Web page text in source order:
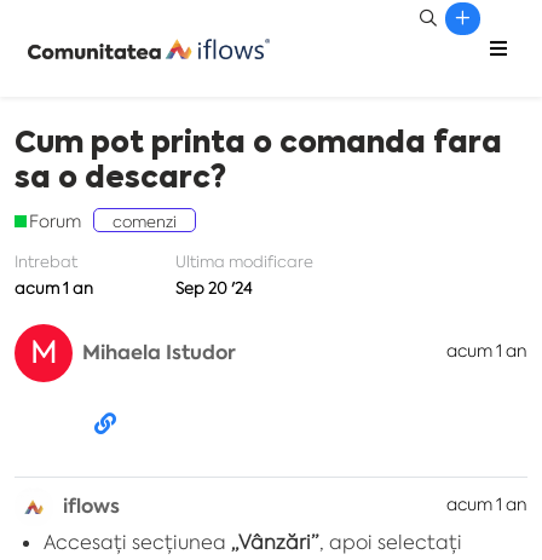
Cum pot printa o comanda fara
sa o descarc?
Forum
comenzi
Intrebat
acum 1 an
Ultima modificare
Sep 20 '24
M Mihaela Istudor acum 1 an
iflows acum 1 an
Accesați secțiunea „Vânzări”, apoi selectați